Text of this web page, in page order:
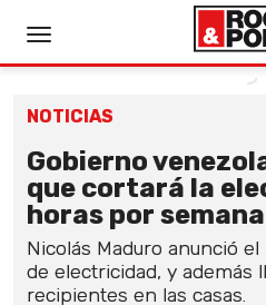
NOTICIAS
Gobierno
que cortará la
horas por semana
Nicolás Maduro anunció
de electricidad, y además
recipientes en las casas.